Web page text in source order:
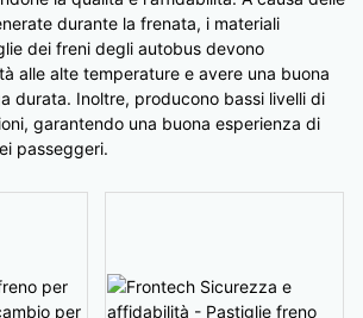
durante la frenata, i materiali
dei freni degli autobus devono
alle alte temperature e avere una buona
durata. Inoltre, producono bassi livelli di
garantendo una buona esperienza di
passeggeri.